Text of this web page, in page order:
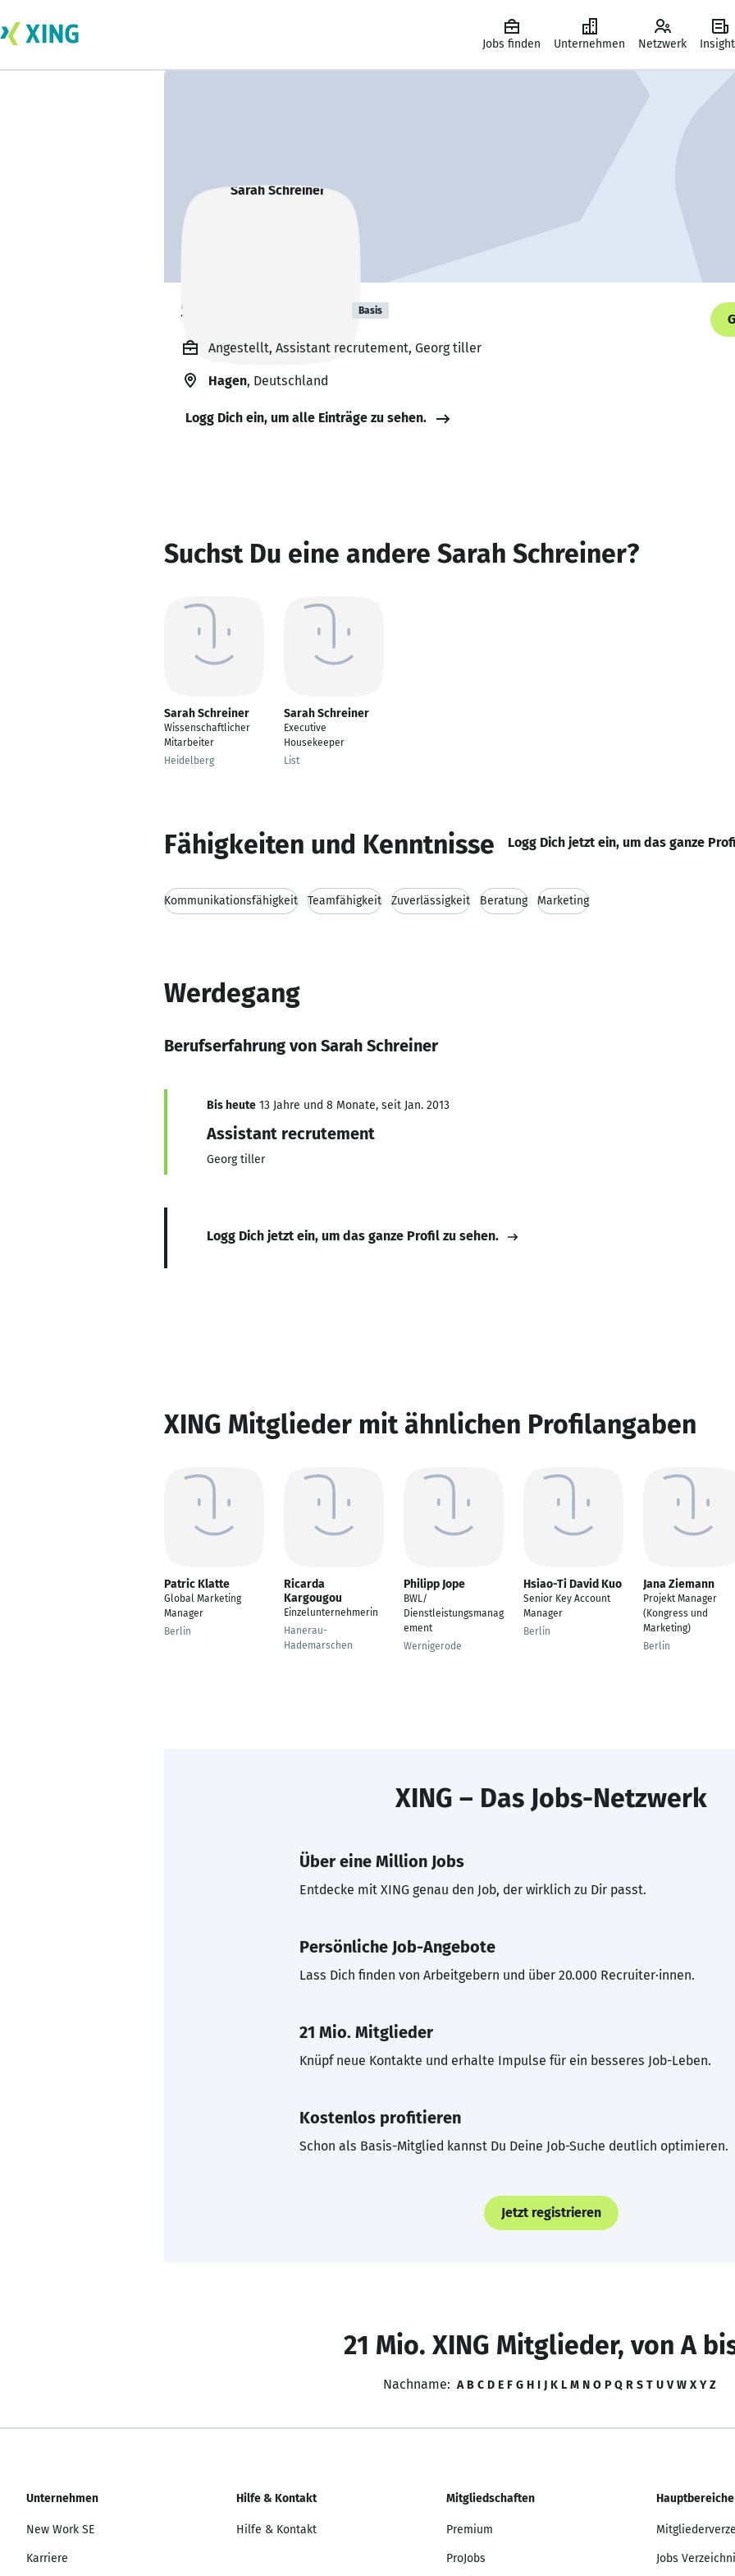
Jobs finden Unternehmen Netzwerk
Sarah Schreiner Basis
Angestellt, Assistant recrutement, Georg tiller
Hagen, Deutschland
Logg Dich ein, um alle Einträge zu sehen.
Suchst Du eine andere Sarah Schreiner?
Sarah Schreiner
Wissenschaftlicher
Mitarbeiter
Heidelberg
Sarah Schreiner
Executive
Housekeeper
List
Fähigkeiten und Kenntnisse Logg Dich jetzt ein, um das ganze
Kommunikationsfähigkeit Teamfähigkeit Zuverlässigkeit Beratung Marketing
Werdegang
Berufserfahrung von Sarah Schreiner
Bis heute 13 Jahre und 8 Monate, seit Jan. 2013
Assistant recrutement
Georg tiller
Logg Dich jetzt ein, um das ganze Profil zu sehen.
XING Mitglieder mit ähnlichen Profilangaben
Patric Klatte
Global Marketing
Manager
Berlin
Ricarda
Kargougou
Einzelunternehmerin
Hanerau-
Hademarschen
Philipp Jope
BWL/
Dienstleistungsmanag
ement
Wernigerode
Hsiao-Ti David Kuo
Senior Key Account
Manager
Berlin
Jana Ziemann
Projekt Manager
(Kongress und
Marketing)
Berlin
XING – Das Jobs-Netzwerk
Über eine Million Jobs
Entdecke mit XING genau den Job, der wirklich zu Dir passt.
Persönliche Job-Angebote
Lass Dich finden von Arbeitgebern und über 20.000 Recruiter·innen.
21 Mio. Mitglieder
Knüpf neue Kontakte und erhalte Impulse für ein besseres Job-Leben.
Kostenlos profitieren
Schon als Basis-Mitglied kannst Du Deine Job-Suche deutlich optimieren.
Jetzt registrieren
21 Mio. XING Mitglieder, von A
Nachname: A B C D E F G H I J K L M N O P Q R S T U V W X Y Z
Unternehmen
New Work SE
Karriere
Hilfe & Kontakt
Hilfe & Kontakt
Mitgliedschaften
Premium
ProJobs
Hauptbereiche
Jobs